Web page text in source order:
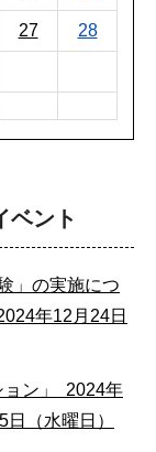
27 28
ベント
」の実施につ
年12月24日
ン」 2024年
（水曜日）